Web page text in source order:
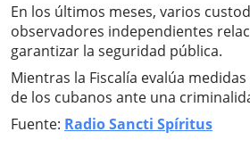
En los últimos meses, varios
observadores independientes
garantizar la seguridad pública.
Mientras la Fiscalía evalúa
de los cubanos ante una
Fuente: Radio Sancti Spíritus